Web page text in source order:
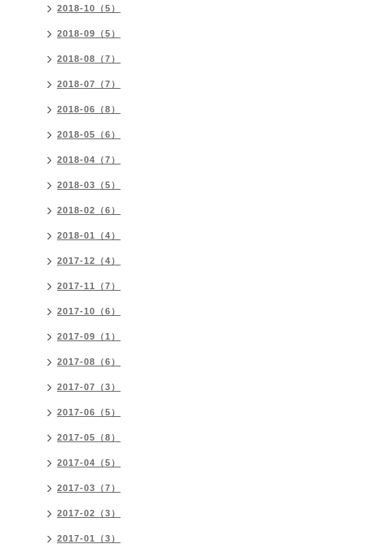
2018-10（5）
2018-09（5）
2018-08（7）
2018-07（7）
2018-06（8）
2018-05（6）
2018-04（7）
2018-03（5）
2018-02（6）
2018-01（4）
2017-12（4）
2017-11（7）
2017-10（6）
2017-09（1）
2017-08（6）
2017-07（3）
2017-06（5）
2017-05（8）
2017-04（5）
2017-03（7）
2017-02（3）
2017-01（3）